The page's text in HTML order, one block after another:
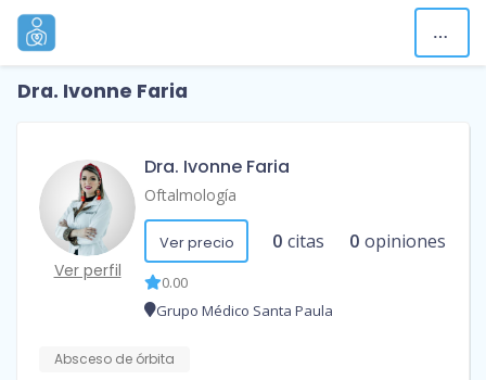
Dra. Ivonne Faria
Ver perfil
Dra. Ivonne Faria
Oftalmología
Ver precio 0 citas 0 opiniones
0.00
Grupo Médico Santa Paula
Absceso de órbita